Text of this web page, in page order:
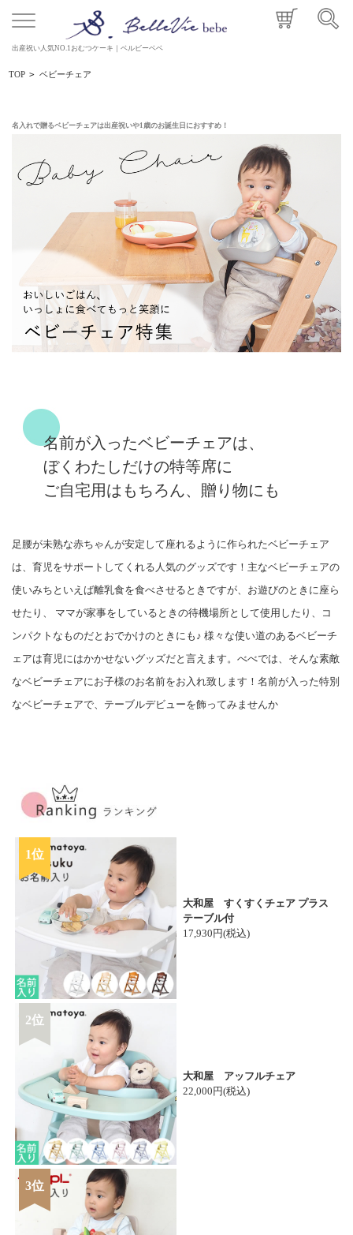
出産祝い人気NO.1おむつケーキ｜ベルビーベベ
TOP > ベビーチェア
名入れで贈るベビーチェアは出産祝いや1歳のお誕生日におすすめ！
名前が入ったベビーチェアは、
ぼくわたしだけの特等席に
ご自宅用はもちろん、贈り物にも
足腰が未熟な赤ちゃんが安定して座れるように作られたベビーチェア
は、育児をサポートしてくれる人気のグッズです！主なベビーチェアの
使いみちといえば離乳食を食べさせるときですが、お遊びのときに座ら
せたり、 ママが家事をしているときの待機場所として使用したり、コ
ンパクトなものだとおでかけのときにも♪ 様々な使い道のあるベビーチ
ェアは育児にはかかせないグッズだと言えます。べべでは、そんな素敵
なベビーチェアにお子様のお名前をお入れ致します！名前が入った特別
なベビーチェアで、テーブルデビューを飾ってみませんか
1位
大和屋 すくすくチェア プラス
テーブル付
17,930円(税込)
2位
大和屋 アッフルチェア
22,000円(税込)
3位